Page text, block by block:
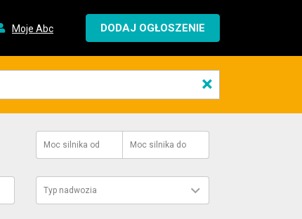
Moje Abc DODAJ OGŁOSZENIE
×
Moc silnika od Moc silnika do
Typ nadwozia